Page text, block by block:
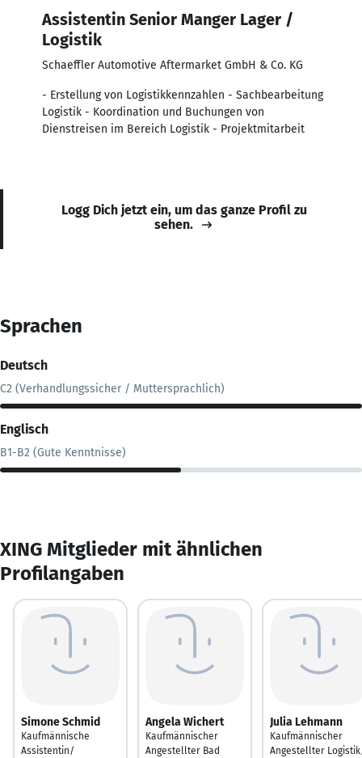
Assistentin Senior Manger Lager /
Logistik
Schaeffler Automotive Aftermarket GmbH & Co. KG
- Erstellung von Logistikkennzahlen - Sachbearbeitung
Logistik - Koordination und Buchungen von
Dienstreisen im Bereich Logistik - Projektmitarbeit
Logg Dich jetzt ein, um das ganze Profil zu
sehen.
Sprachen
Deutsch
C2 (Verhandlungssicher / Muttersprachlich)
Englisch
B1-B2 (Gute Kenntnisse)
XING Mitglieder mit ähnlichen
Profilangaben
Simone Schmid
Kaufmännische
Assistentin/
Angela Wichert
Kaufmännischer
Angestellter Bad
Julia Lehmann
Kaufmännischer
Angestellter